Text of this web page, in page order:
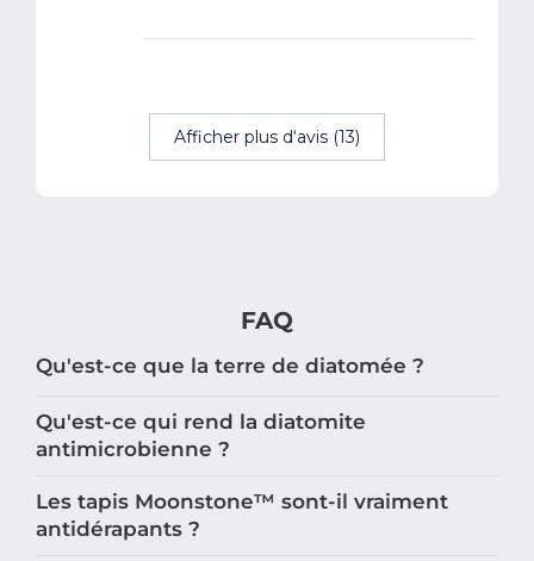
Afficher plus d‘avis (13)
FAQ
Qu'est-ce que la terre de diatomée ?
Qu'est-ce qui rend la diatomite
antimicrobienne ?
Les tapis Moonstone™️ sont-il vraiment
antidérapants ?